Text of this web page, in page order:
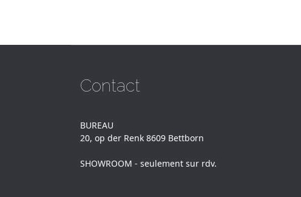
Contact
BUREAU
20, op der Renk 8609 Bettborn
SHOWROOM - seulement sur rdv.